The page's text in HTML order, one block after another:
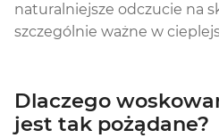
naturalniejsze odczucie na
szczególnie ważne w
Dlaczego
jest tak pożądane?